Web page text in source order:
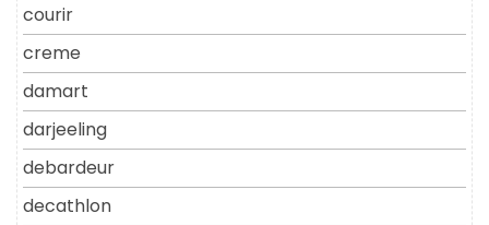
courir
creme
damart
darjeeling
debardeur
decathlon